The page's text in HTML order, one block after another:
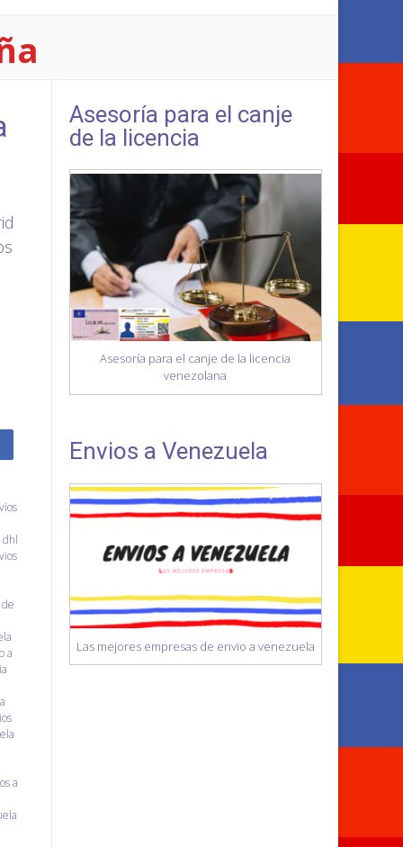
dhl
a
a
Asesoría para el canje
de la licencia
Asesoría para el canje de la licencia
venezolana
Envios a Venezuela
Las mejores empresas de envio a venezuela